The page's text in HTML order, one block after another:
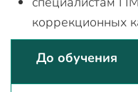
коррекционных
До обучения